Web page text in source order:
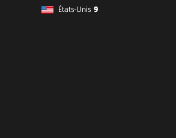
États-Unis 9